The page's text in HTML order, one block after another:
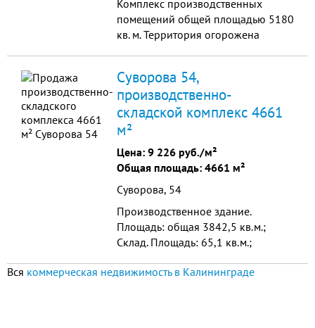
Комплекс производственных
помещений общей площадью 5180
кв. м. Территория огорожена
станция.
Суворова 54,
производственно-
складской комплекс 4661
м²
Цена: 9 226 руб./м²
Общая площадь: 4661 м²
Суворова, 54
Производственное здание.
Площадь: общая 3842,5 кв.м.;
Склад. Площадь: 65,1 кв.м.;
Замощения общей площадью:
Вся коммерческая недвижимость в Калининграде